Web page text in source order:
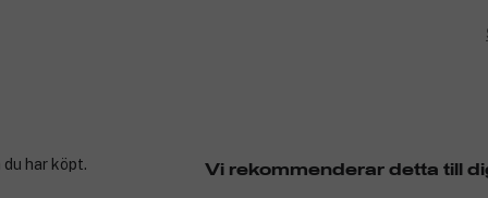
Vi rekommenderar detta till
har köpt.